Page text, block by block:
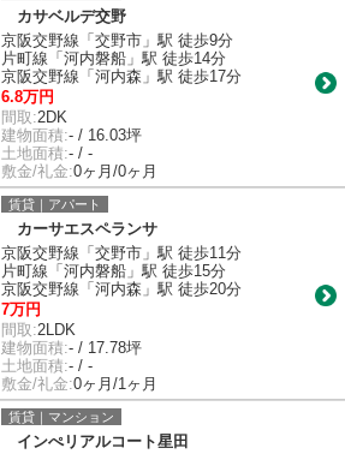
カサベルデ交野
京阪交野線「交野市」駅 徒歩9分
片町線「河内磐船」駅 徒歩14分
京阪交野線「河内森」駅 徒歩17分
6.8万円
間取:2DK
建物面積:- / 16.03坪
土地面積:- / -
敷金/礼金:0ヶ月/0ヶ月
賃貸｜アパート
カーサエスペランサ
京阪交野線「交野市」駅 徒歩11分
片町線「河内磐船」駅 徒歩15分
京阪交野線「河内森」駅 徒歩20分
7万円
間取:2LDK
建物面積:- / 17.78坪
土地面積:- / -
敷金/礼金:0ヶ月/1ヶ月
賃貸｜マンション
インぺリアルコート星田